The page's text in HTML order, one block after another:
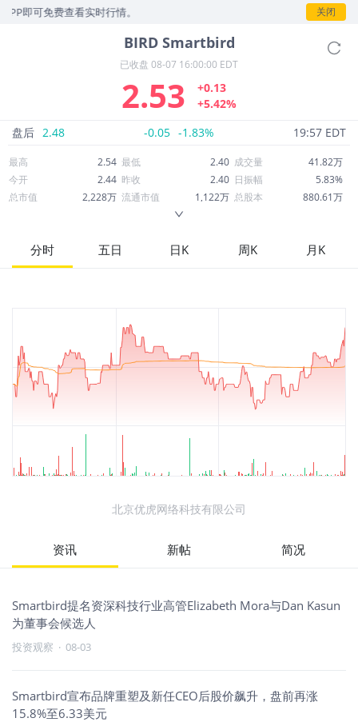
免费查看实时行情。 关闭
BIRD Smartbird
已收盘 08-07 16:00:00 EDT
2.53
+0.13
+5.42%
盘后 2.48 -0.05 -1.83% 19:57 EDT
最高 2.54 最低 2.40 成交量
41.82万
今开
2.44 昨收 2.40 日振幅
5.83%
总市值
2,228万 流通市值 1,122万 总股本
880.61万
52周最高
24.31 市盈率
-0.28
股息
分时 五日 日K 周K 月K
北京优虎网络科技有限公司
资讯 新帖 简况
Smartbird提名资深科技行业高管Elizabeth Mora与Dan Kasun
为董事会候选人
投资观察 · 08-03
Smartbird宣布品牌重塑及新任CEO后股价飙升，盘前再涨
15.8%至6.33美元